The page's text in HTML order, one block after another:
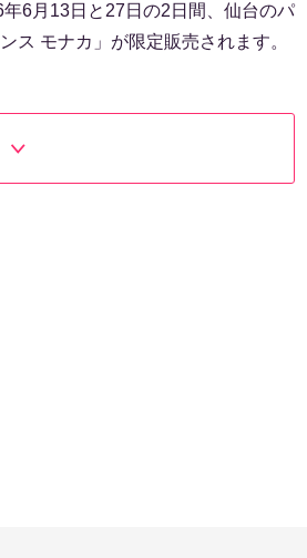
6月13日と27日の2日間、仙台のパ
ス モナカ」が限定販売されます。